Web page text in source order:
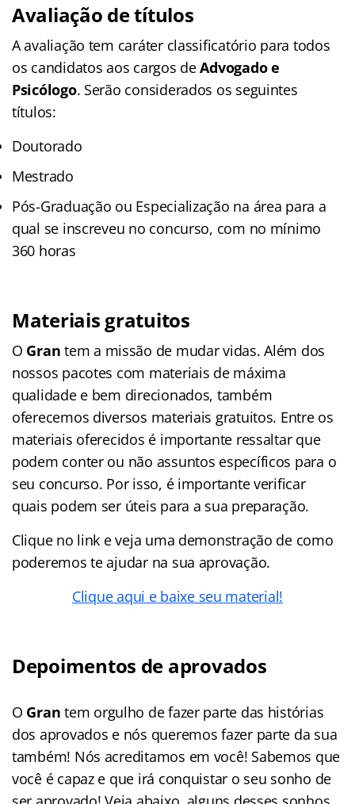
Avaliação de títulos
A avaliação tem caráter classificatório para todos
os candidatos aos cargos deAdvogado e
Psicólogo. Serão considerados os seguintes
títulos:
Doutorado
Mestrado
Pós-Graduação ou Especialização na área para a
qual se inscreveu no concurso, com no mínimo
360 horas
Materiais gratuitos
O Grantem a missão de mudar vidas. Além dos
nossos pacotes com materiais de máxima
qualidade e bem direcionados, também
oferecemos diversos materiais gratuitos. Entre os
materiais oferecidos é importante ressaltar que
podem conter ou não assuntos específicos para o
seu concurso. Por isso, é importante verificar
quais podem ser úteis para a sua preparação.
Clique no link e veja uma demonstração de como
poderemos te ajudar na sua aprovação.
Clique aqui e baixe seu material!
Depoimentos de aprovados
O Gran tem orgulho de fazer parte das histórias
dos aprovados e nós queremos fazer parte da sua
também! Nós acreditamos em você! Sabemos que
você é capaz e que irá conquistar o seu sonho de